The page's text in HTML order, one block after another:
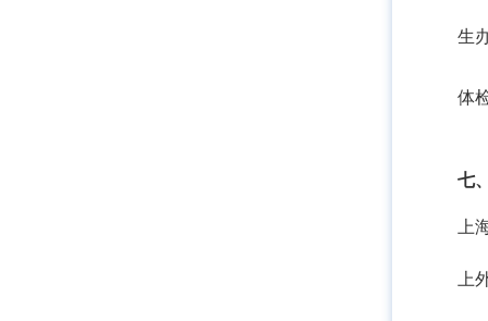
生
体
七
上
上